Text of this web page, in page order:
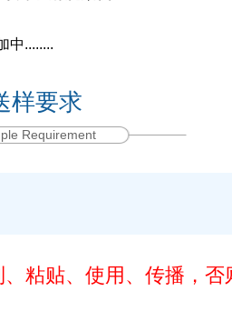
加中........
样要求
Requirement
粘贴、使用、传播，否